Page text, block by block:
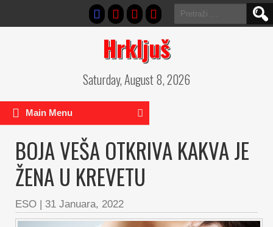
Pretraga:
Hrkljuš
Saturday, August 8, 2026
Main Menu
BOJA VEŠA OTKRIVA KAKVA JE
ŽENA U KREVETU
ESO | 31 Januara, 2022